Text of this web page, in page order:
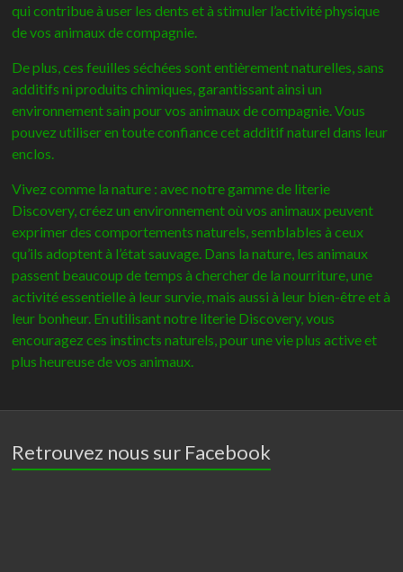
qui contribue à user les dents et à stimuler l’activité physique
de vos animaux de compagnie.
De plus, ces feuilles séchées sont entièrement naturelles, sans
additifs ni produits chimiques, garantissant ainsi un
environnement sain pour vos animaux de compagnie. Vous
pouvez utiliser en toute confiance cet additif naturel dans leur
enclos.
Vivez comme la nature : avec notre gamme de literie
Discovery, créez un environnement où vos animaux peuvent
exprimer des comportements naturels, semblables à ceux
qu’ils adoptent à l’état sauvage. Dans la nature, les animaux
passent beaucoup de temps à chercher de la nourriture, une
activité essentielle à leur survie, mais aussi à leur bien-être et à
leur bonheur. En utilisant notre literie Discovery, vous
encouragez ces instincts naturels, pour une vie plus active et
plus heureuse de vos animaux.
Retrouvez nous sur Facebook